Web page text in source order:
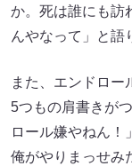
か。死は誰にも訪
んやなって」と語
また、エンドロー
5つもの肩書きが
ロール嫌やねん！
俺がやりまっせみ